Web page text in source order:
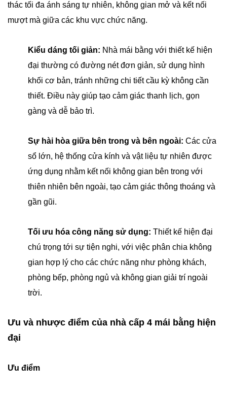
thác tối đa ánh sáng tự nhiên, không gian mở và kết nối
mượt mà giữa các khu vực chức năng.
Kiểu dáng tối giản: Nhà mái bằng với thiết kế hiện
đại thường có đường nét đơn giản, sử dụng hình
khối cơ bản, tránh những chi tiết cầu kỳ không cần
thiết. Điều này giúp tạo cảm giác thanh lịch, gọn
gàng và dễ bảo trì.
Sự hài hòa giữa bên trong và bên ngoài: Các cửa
sổ lớn, hệ thống cửa kính và vật liệu tự nhiên được
ứng dụng nhằm kết nối không gian bên trong với
thiên nhiên bên ngoài, tạo cảm giác thông thoáng và
gần gũi.
Tối ưu hóa công năng sử dụng: Thiết kế hiện đại
chú trọng tới sự tiện nghi, với việc phân chia không
gian hợp lý cho các chức năng như phòng khách,
phòng bếp, phòng ngủ và không gian giải trí ngoài
trời.
Ưu và nhược điểm của nhà cấp 4 mái bằng hiện
đại
Ưu điểm